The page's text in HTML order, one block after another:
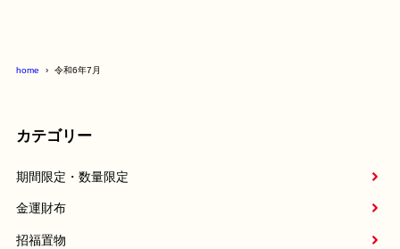
home 令和6年7月
カテゴリー
期間限定・数量限定
金運財布
招福置物